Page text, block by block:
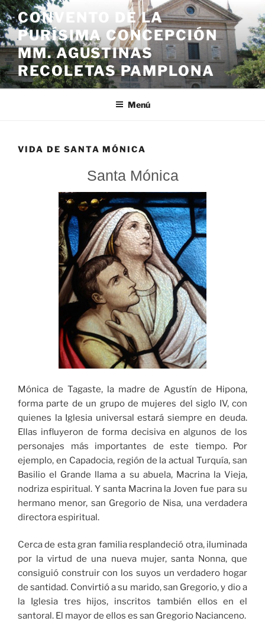
Saltar
al
contenido
CONVENTO DE LA
PURÍSIMA CONCEPCIÓN
MM. AGUSTINAS
RECOLETAS PAMPLONA
Menú
VIDA DE SANTA MÓNICA
Santa Mónica
Mónica de Tagaste, la madre de Agustín de Hipona,
forma parte de un grupo de mujeres del siglo IV, con
quienes la Iglesia universal estará siempre en deuda.
Ellas influyeron de forma decisiva en algunos de los
personajes más importantes de este tiempo. Por
ejemplo, en Capadocia, región de la actual Turquía, san
Basilio el Grande llama a su abuela, Macrina la Vieja,
nodriza espiritual. Y santa Macrina la Joven fue para su
hermano menor, san Gregorio de Nisa, una verdadera
directora espiritual.
Cerca de esta gran familia resplandeció otra, iluminada
por la virtud de una nueva mujer, santa Nonna, que
consiguió construir con los suyos un verdadero hogar
de santidad. Convirtió a su marido, san Gregorio, y dio a
la Iglesia tres hijos, inscritos también ellos en el
santoral. El mayor de ellos es san Gregorio Nacianceno.